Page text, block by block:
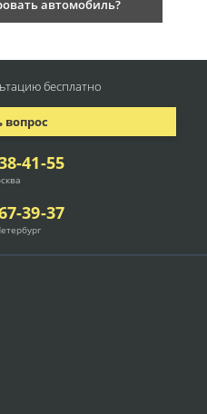
автомобиль?
41-55
39-37
вопрос
бесплатно